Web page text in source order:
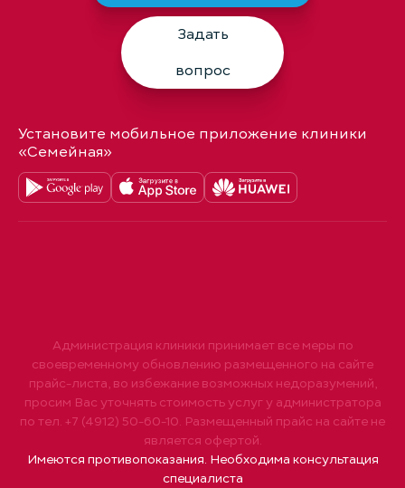
Задать
вопрос
Установите мобильное приложение клиники
«Семейная»
Администрация клиники принимает все меры по
своевременному обновлению размещенного на сайте
прайс-листа, во избежание возможных недоразумений,
просим Вас уточнять стоимость услуг у администратора
по тел. +7 (4912) 50-60-10. Размещенный прайс на сайте не
является офертой.
Имеются противопоказания. Необходима консультация
специалиста